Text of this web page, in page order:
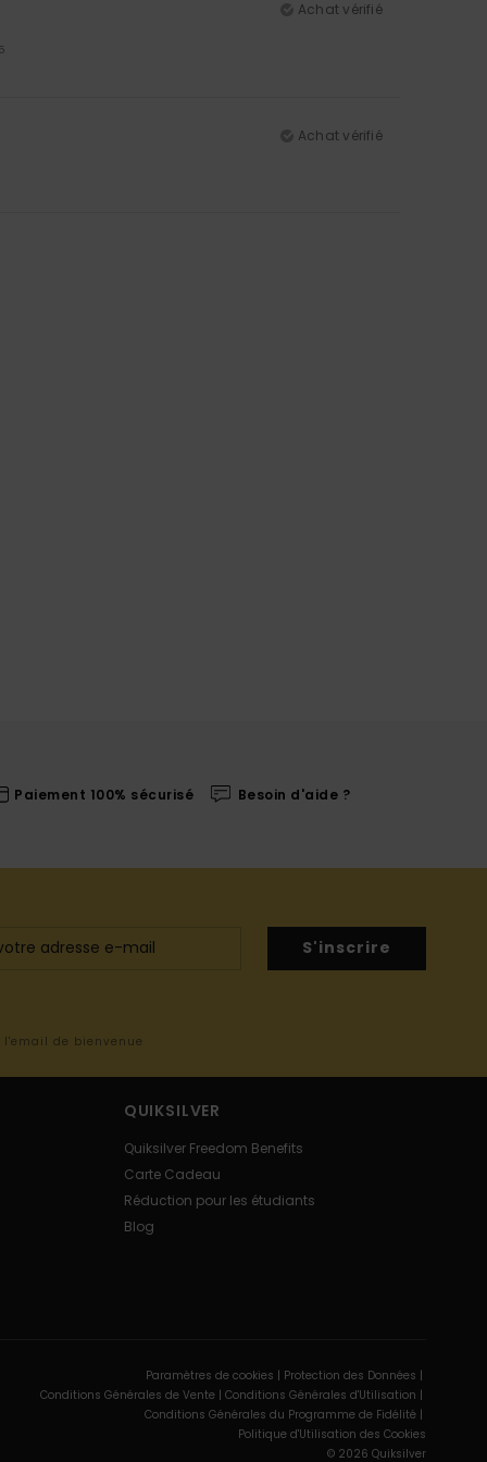
Achat vérifié
Achat vérifié
Paiement 100% sécurisé Besoin d'aide ?
S'inscrire
de bienvenue
QUIKSILVER
Quiksilver Freedom Benefits
Carte Cadeau
Réduction pour les étudiants
Blog
Paramètres de cookies | Protection des Données |
Conditions Générales de Vente | Conditions Générales d'Utilisation |
Conditions Générales du Programme de Fidélité |
Politique d'Utilisation des Cookies
© 2026 Quiksilver